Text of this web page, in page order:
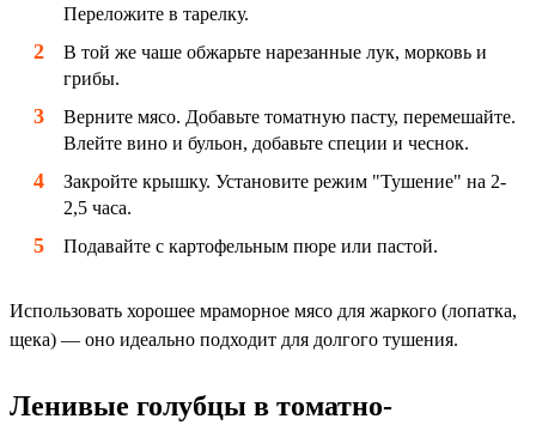
Переложите в тарелку.
В той же чаше обжарьте нарезанные лук, морковь и
грибы.
Верните мясо. Добавьте томатную пасту, перемешайте.
Влейте вино и бульон, добавьте специи и чеснок.
Закройте крышку. Установите режим "Тушение" на 2-
2,5 часа.
Подавайте с картофельным пюре или пастой.
Использовать хорошее мраморное мясо для жаркого (лопатка,
щека) — оно идеально подходит для долгого тушения.
Ленивые голубцы в томатно-